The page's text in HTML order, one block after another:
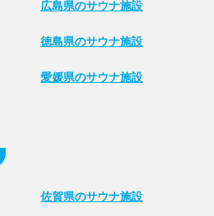
広島県のサウナ施設
徳島県のサウナ施設
愛媛県のサウナ施設
佐賀県のサウナ施設